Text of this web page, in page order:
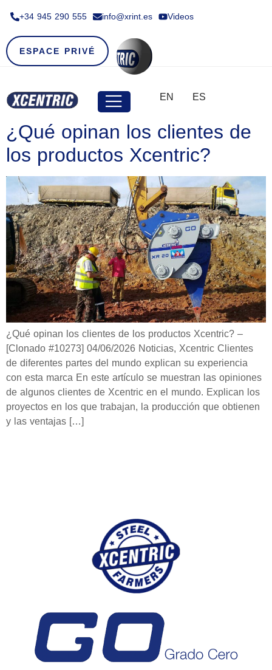
+34 945 290 555​ info@xrint.es Videos
ESPACE PRIVÉ
EN ES
¿Qué opinan los clientes de
los productos Xcentric?
¿Qué opinan los clientes de los productos Xcentric? –
[Clonado #10273] 04/06/2026 Noticias, Xcentric Clientes
de diferentes partes del mundo explican su experiencia
con esta marca En este artículo se muestran las opiniones
de algunos clientes de Xcentric en el mundo. Explican los
proyectos en los que trabajan, la producción que obtienen
y las ventajas […]